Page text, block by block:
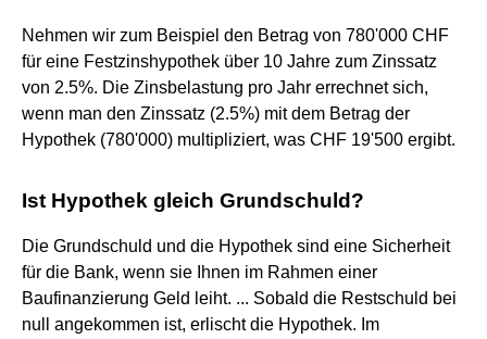
Nehmen wir zum Beispiel den Betrag von 780'000 CHF
für eine Festzinshypothek über 10 Jahre zum Zinssatz
von 2.5%. Die Zinsbelastung pro Jahr errechnet sich,
wenn man den Zinssatz (2.5%) mit dem Betrag der
Hypothek (780'000) multipliziert, was CHF 19'500 ergibt.
Ist Hypothek gleich Grundschuld?
Die Grundschuld und die Hypothek sind eine Sicherheit
für die Bank, wenn sie Ihnen im Rahmen einer
Baufinanzierung Geld leiht. ... Sobald die Restschuld bei
null angekommen ist, erlischt die Hypothek. Im